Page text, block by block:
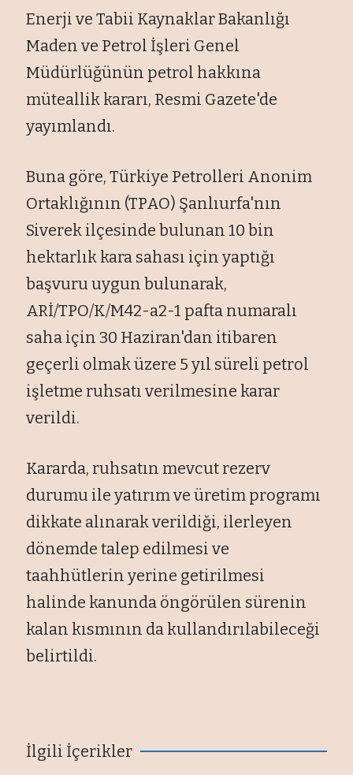
Enerji ve Tabii Kaynaklar Bakanlığı
Maden ve Petrol İşleri Genel
Müdürlüğünün petrol hakkına
müteallik kararı, Resmi Gazete'de
yayımlandı.
Buna göre, Türkiye Petrolleri Anonim
Ortaklığının (TPAO) Şanlıurfa'nın
Siverek ilçesinde bulunan 10 bin
hektarlık kara sahası için yaptığı
başvuru uygun bulunarak,
ARİ/TPO/K/M42-a2-1 pafta numaralı
saha için 30 Haziran'dan itibaren
geçerli olmak üzere 5 yıl süreli petrol
işletme ruhsatı verilmesine karar
verildi.
Kararda, ruhsatın mevcut rezerv
durumu ile yatırım ve üretim programı
dikkate alınarak verildiği, ilerleyen
dönemde talep edilmesi ve
taahhütlerin yerine getirilmesi
halinde kanunda öngörülen sürenin
kalan kısmının da kullandırılabileceği
belirtildi.
İlgili İçerikler